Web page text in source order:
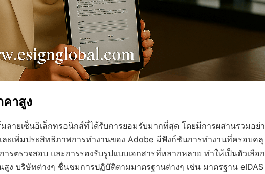
าสูง
ลายเซ็นอิเล็กทรอนิกส์ที่ได้รับการยอมรับมากที่สุด โดยมีการผสานรวมอย่า
ละเพิ่มประสิทธิภาพการทำงานของ Adobe มีฟังก์ชันการทำงานที่ครอบคลุ
รตรวจสอบ และการรองรับรูปแบบเอกสารที่หลากหลาย ทำให้เป็นตัวเลือก
ง บริษัทต่างๆ ชื่นชมการปฏิบัติตามมาตรฐานต่างๆ เช่น มาตรฐาน eIDAS